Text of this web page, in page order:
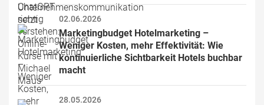
02.06.2026
Marketingbudget Hotelmarketing –
Weniger Kosten, mehr Effektivität: Wie
kontinuierliche Sichtbarkeit Hotels buchbar
macht
28.05.2026